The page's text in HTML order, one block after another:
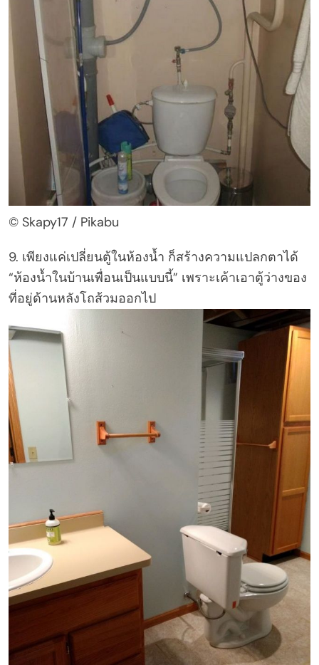
© Skapy17 / Pikabu
9. เพียงแค่เปลี่ยนตู้ในห้องน้ำ ก็สร้างความแปลกตาได้
“ห้องน้ำในบ้านเพื่อนเป็นแบบนี้” เพราะเค้าเอาตู้ว่างของ
ที่อยู่ด้านหลังโถส้วมออกไป